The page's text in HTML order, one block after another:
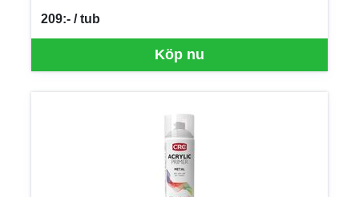
Köp nu
209:- / tub
SEK per TUB